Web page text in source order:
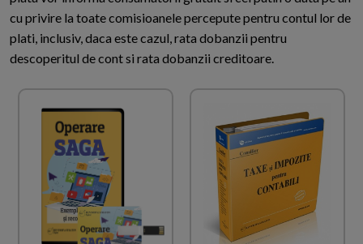
cu privire la toate comisioanele percepute pentru contul lor de
plati, inclusiv, daca este cazul, rata dobanzii pentru
descoperitul de cont si rata dobanzii creditoare.